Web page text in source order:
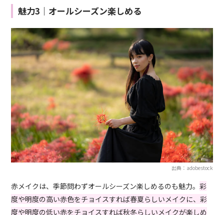
魅力3｜オールシーズン楽しめる
出典：adobestock
赤メイクは、季節問わずオールシーズン楽しめるのも魅力。彩
度や明度の高い赤色をチョイスすれば春夏らしいメイクに、彩
度や明度の低い赤をチョイスすれば秋冬らしいメイクが楽しめ